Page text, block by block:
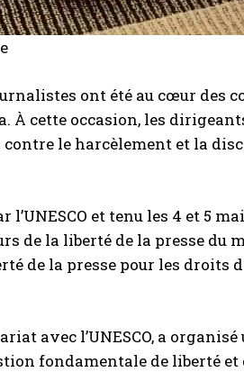
ont été au cœur des
À cette occasion, les
le harcèlement et la
et tenu les 4 et 5
de la liberté de la presse du
de la presse pour les droits
avec l’UNESCO, a
fondamentale de liberté et